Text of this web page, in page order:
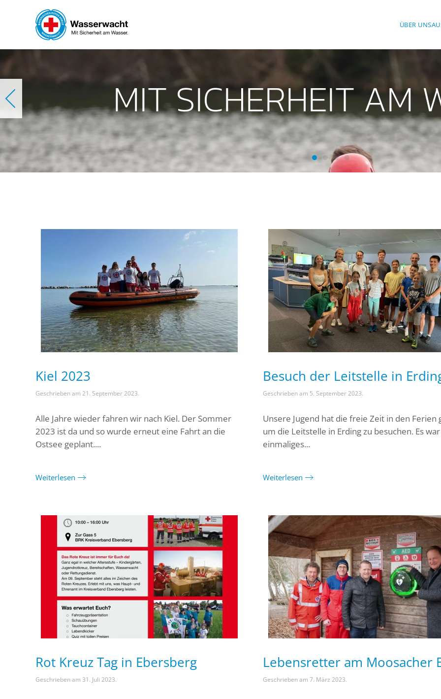
Skip to main content ÜBER UNS
MIT SICHERHEIT AM
Mit Sicherheit am Wasser
Mit Freude am Helfen
Mit Spaß beim Sport
Wasserwacht
Kiel 2023
Geschrieben am 21. September 2023.
Alle Jahre wieder fahren wir nach Kiel. Der Sommer
2023 ist da und so wurde erneut eine Fahrt an die
Ostsee geplant....
Weiterlesen
Besuch der Leitstelle in
Geschrieben am 5. September 2023.
Unsere Jugend hat die freie Zeit in den Ferien
um die Leitstelle in Erding zu besuchen. Es
einmaliges...
Weiterlesen
Rot Kreuz Tag in Ebersberg
Geschrieben am 31. Juli 2023.
Lebensretter am Moosacher
Geschrieben am 7. März 2023.